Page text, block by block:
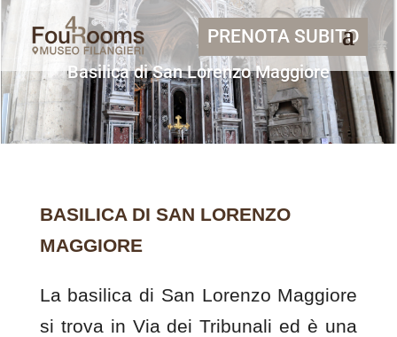
PRENOTA SUBITO
Basilica di San Lorenzo Maggiore
BASILICA DI SAN LORENZO
MAGGIORE
La basilica di San Lorenzo Maggiore
si trova in Via dei Tribunali ed è una